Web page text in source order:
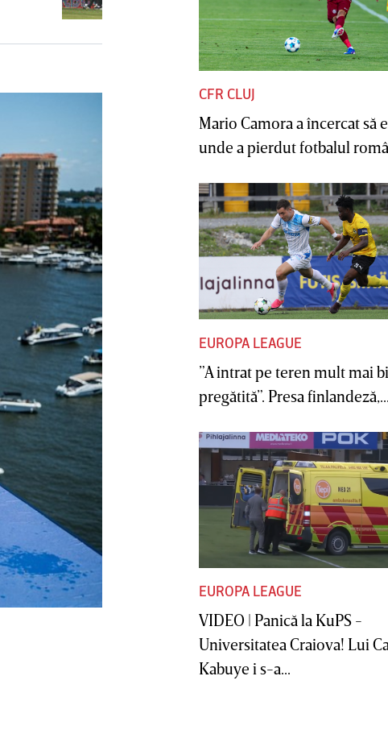
CFR CLUJ
Mario Camora a încercat să
unde a pierdut fotbalul
EUROPA LEAGUE
”A intrat pe teren mult mai
pregătită”. Presa
EUROPA LEAGUE
VIDEO | Panică la KuPS -
Universitatea Craiova! Lui
Kabuye i s-a...